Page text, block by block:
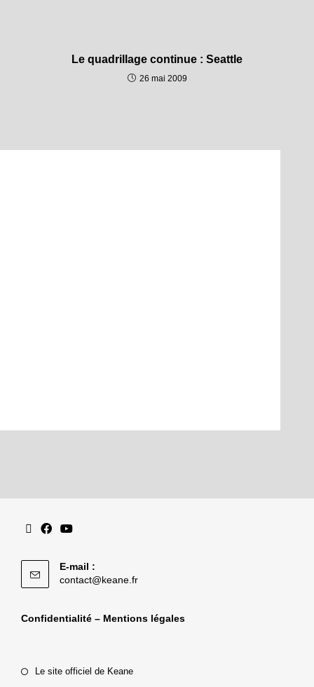
Le quadrillage continue : Seattle
26 mai 2009
E-mail :
contact@keane.fr
Confidentialité – Mentions légales
Le site officiel de Keane